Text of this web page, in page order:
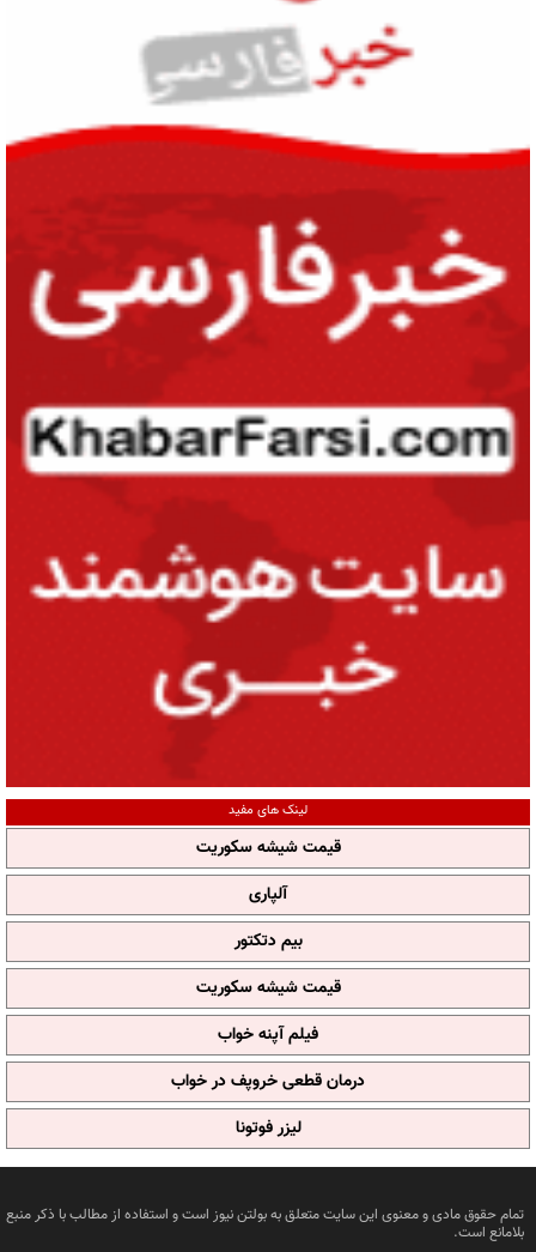
لینک های مفید
قیمت شیشه سکوریت
آلپاری
بیم دتکتور
قیمت شیشه سکوریت
فیلم آپنه خواب
درمان قطعی خروپف در خواب
لیزر فوتونا
تمام حقوق مادی و معنوی این سایت متعلق به بولتن نیوز است و استفاده از مطالب با ذکر منبع
بلامانع است.